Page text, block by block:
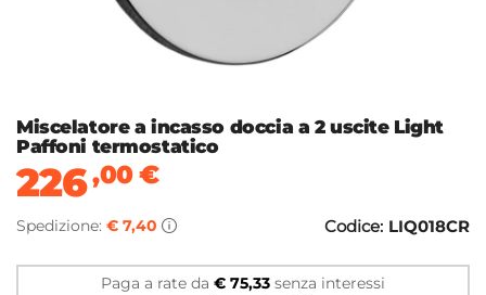
Miscelatore a incasso doccia a 2 uscite Light
Paffoni termostatico
226,00€
Spedizione: € 7,40 Codice: LIQ018CR
Paga a rate da € 75,33 senza interessi